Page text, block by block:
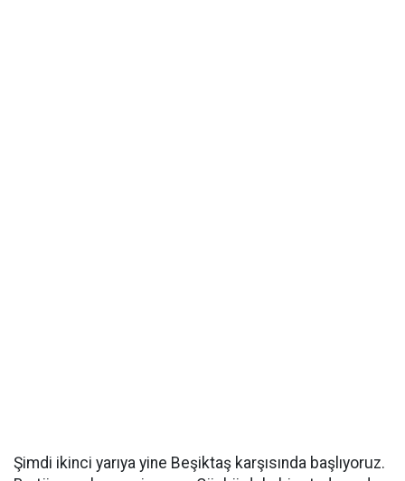
Şimdi ikinci yarıya yine Beşiktaş karşısında başlıyoruz.